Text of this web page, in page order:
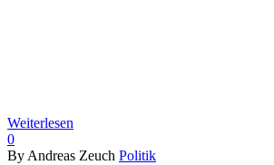
Weiterlesen
0
By Andreas Zeuch Politik